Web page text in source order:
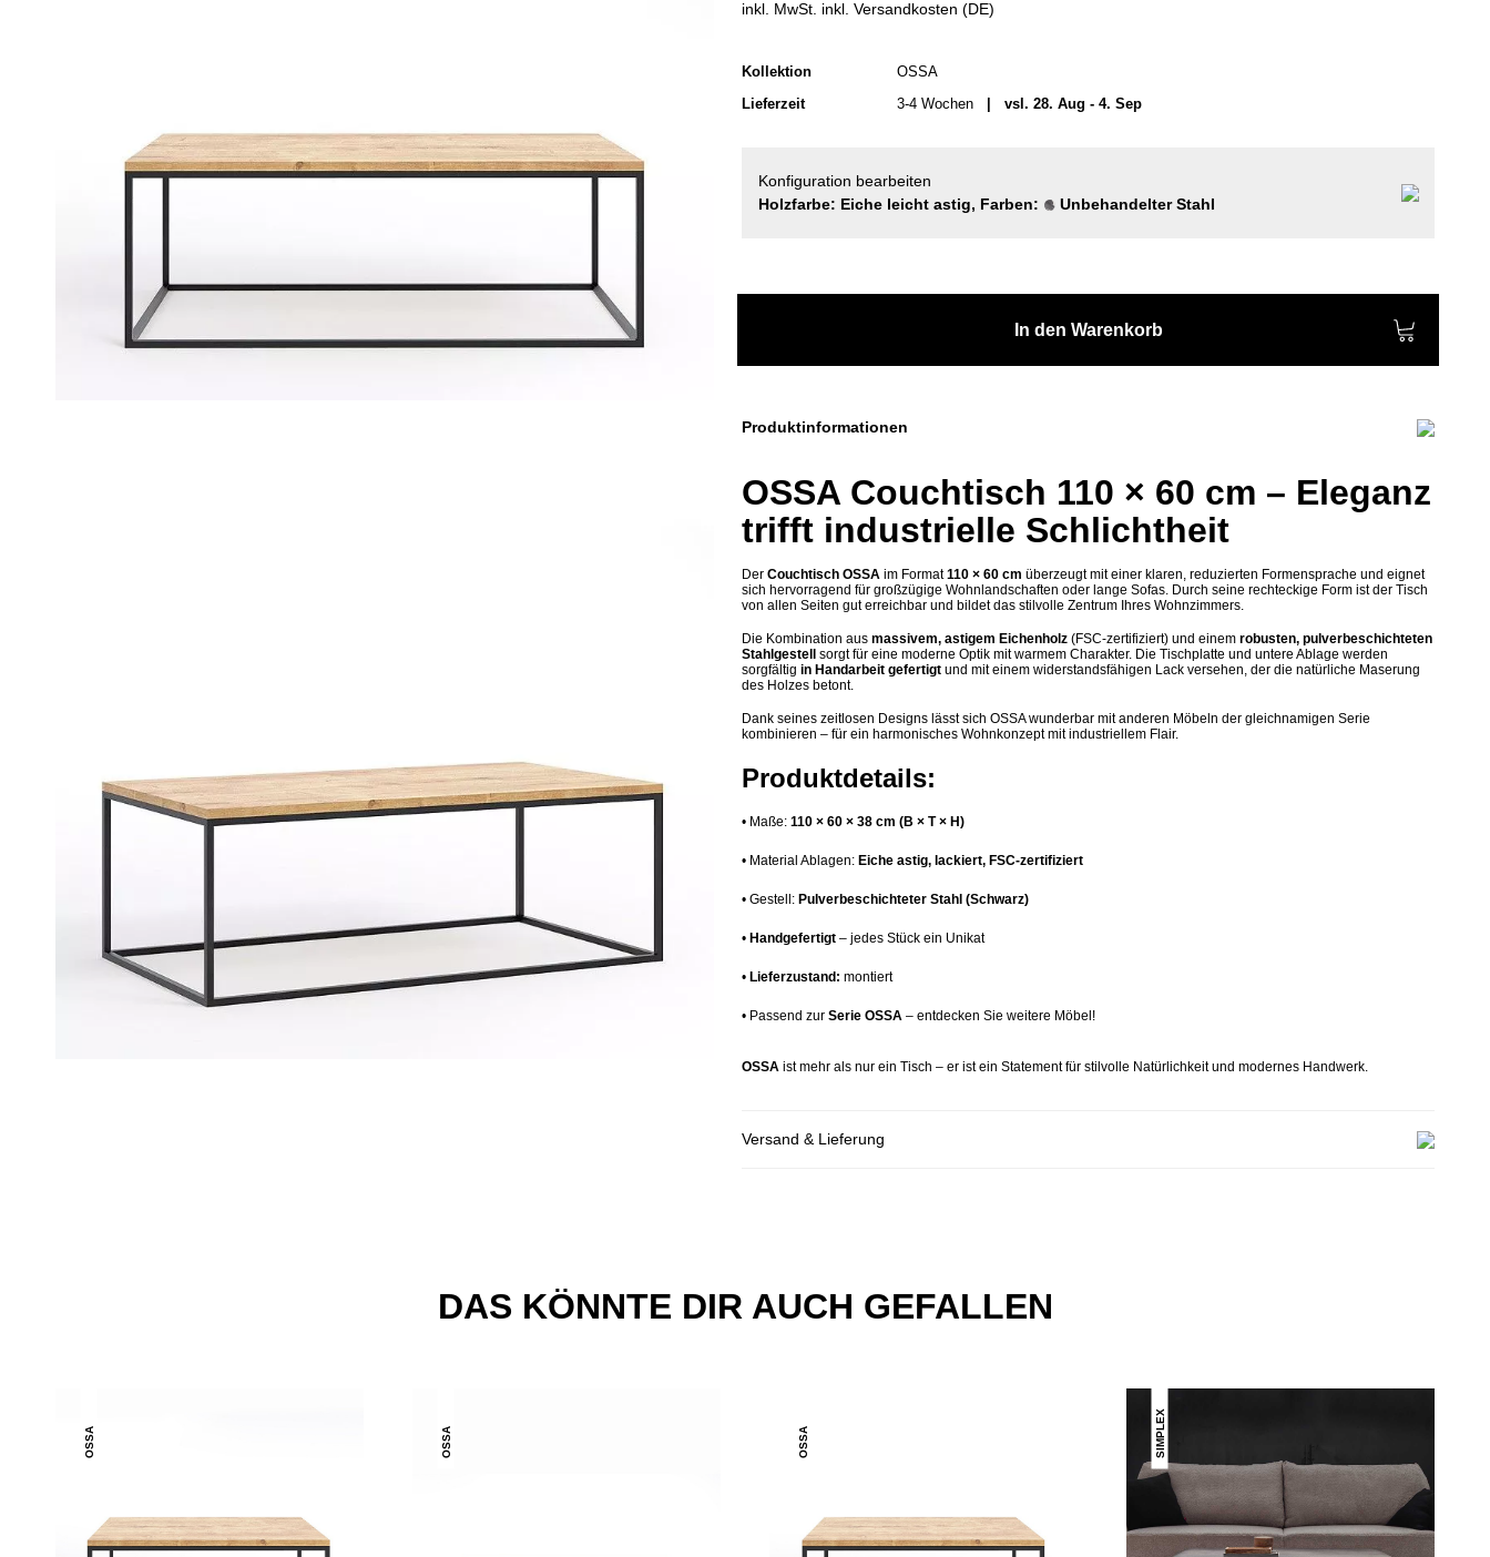
inkl. MwSt. inkl. Versandkosten (DE)
Kollektion
OSSA
Lieferzeit
3-4 Wochen | vsl. 28. Aug - 4. Sep
Konfiguration bearbeiten
Holzfarbe: Eiche leicht astig, Farben:
Unbehandelter Stahl
In den Warenkorb
Produktinformationen
OSSA Couchtisch 110 × 60 cm – Eleganz
trifft industrielle Schlichtheit
Der Couchtisch OSSA im Format110 × 60 cm überzeugt mit einer klaren, reduzierten Formensprache und eignet
sich hervorragend für großzügige Wohnlandschaften oder lange Sofas. Durch seine rechteckige Form ist der Tisch
von allen Seiten gut erreichbar und bildet das stilvolle Zentrum Ihres Wohnzimmers.
Die Kombination aus massivem, astigem Eichenholz (FSC-zertifiziert) und einem robusten, pulverbeschichteten
Stahlgestell
sorgt für eine moderne Optik mit warmem Charakter. Die Tischplatte und untere Ablage werden
sorgfältig in Handarbeit gefertigt und mit einem widerstandsfähigen Lack versehen, der die natürliche Maserung
des Holzes betont.
Dank seines zeitlosen Designs lässt sich OSSA wunderbar mit anderen Möbeln der gleichnamigen Serie
kombinieren – für ein harmonisches Wohnkonzept mit industriellem Flair.
Produktdetails:
• Maße: 110 × 60 × 38 cm (B × T × H)
• Material Ablagen: Eiche astig, lackiert, FSC-zertifiziert
• Gestell: Pulverbeschichteter Stahl (Schwarz)
• Handgefertigt – jedes Stück ein Unikat
• Lieferzustand: montiert
• Passend zur Serie OSSA – entdecken Sie weitere Möbel!
OSSA ist mehr als nur ein Tisch – er ist ein Statement für stilvolle Natürlichkeit und modernes Handwerk.
Versand & Lieferung
DAS KÖNNTE DIR AUCH GEFALLEN
OSSA OSSA OSSA SIMPLEX